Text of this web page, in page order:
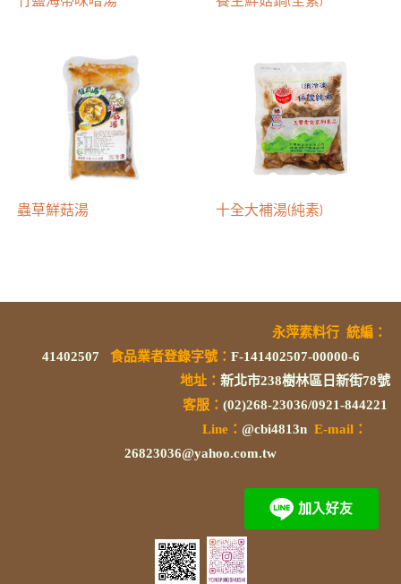
蟲草鮮菇湯 十全大補湯(純素)
永萍素料行 統編 ：
41402507
食品業者登錄字號： F-141402507-00000-6
地址： 新北市238樹林區日新街78號
客服： (02)268-23036/0921-844221
Line： @cbi4813n E-mail：
26823036@yahoo.com.tw